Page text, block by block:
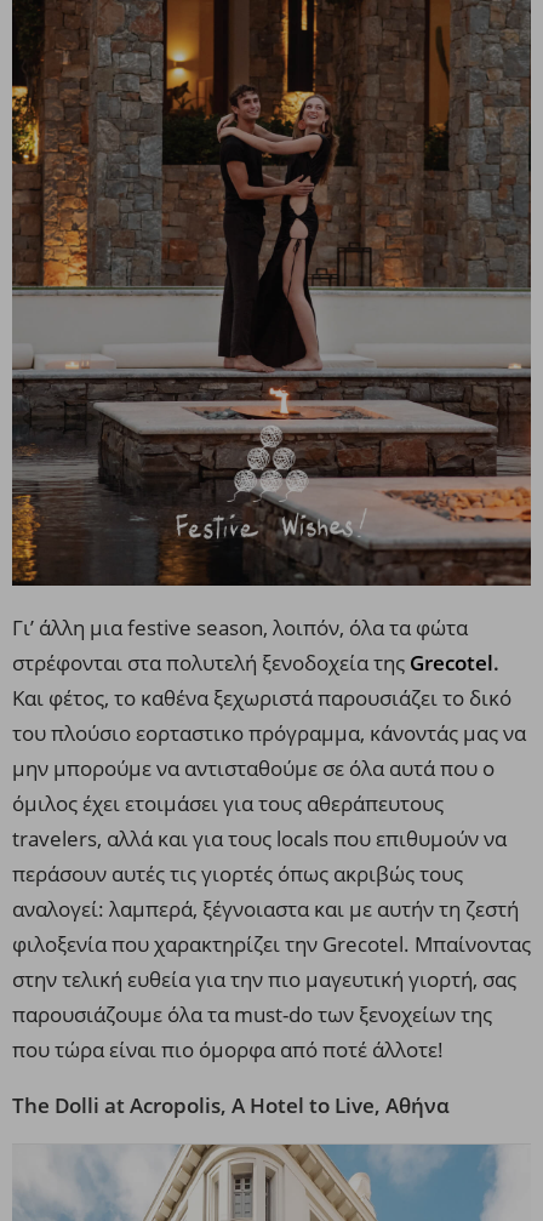
Γι’ άλλη μια festive season, λοιπόν, όλα τα φώτα
στρέφονται στα πολυτελή ξενοδοχεία της Grecotel.
Και φέτος, το καθένα ξεχωριστά παρουσιάζει το δικό
του πλούσιο εορταστικο πρόγραμμα, κάνοντάς μας να
μην μπορούμε να αντισταθούμε σε όλα αυτά που ο
όμιλος έχει ετοιμάσει για τους αθεράπευτους
travelers, αλλά και για τους locals που επιθυμούν να
περάσουν αυτές τις γιορτές όπως ακριβώς τους
αναλογεί: λαμπερά, ξέγνοιαστα και με αυτήν τη ζεστή
φιλοξενία που χαρακτηρίζει την Grecotel. Μπαίνοντας
στην τελική ευθεία για την πιο μαγευτική γιορτή, σας
παρουσιάζουμε όλα τα must-do των ξενοχείων της
που τώρα είναι πιο όμορφα από ποτέ άλλοτε!
The Dolli at Acropolis, A Hotel to Live, Αθήνα